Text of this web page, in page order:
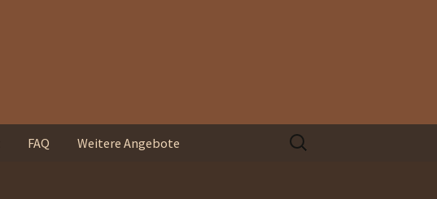
FAQ Weitere Angebote
Suchen
nach: